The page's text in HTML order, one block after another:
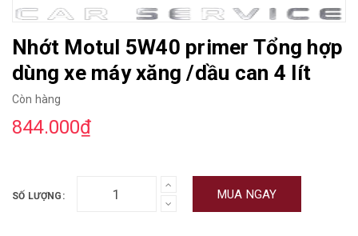
Nhớt Motul 5W40 primer Tổng hợp
dùng xe máy xăng /dầu can 4 lít
Còn hàng
844.000₫
SỐ LƯỢNG: MUA NGAY